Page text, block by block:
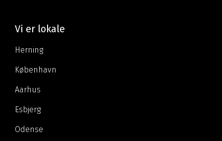
Vi er lokale
Herning
København
Aarhus
Esbjerg
Odense